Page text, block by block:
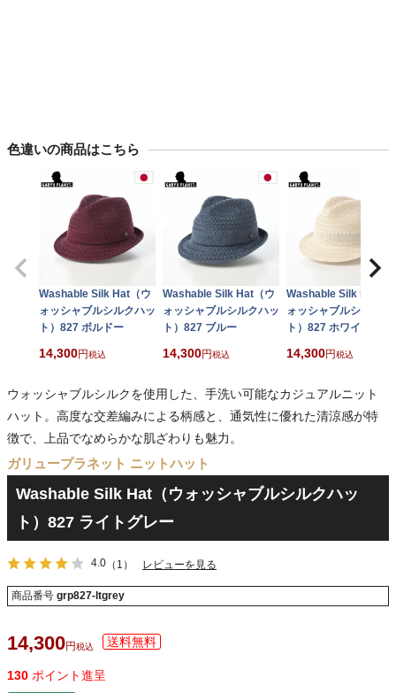
色違いの商品はこちら
Washable Silk Hat（ウ
ォッシャブルシルクハッ
ト）827 ボルドー
14,300 税込
Washable Silk Hat（ウ
ォッシャブルシルクハッ
ト）827 ブルー
14,300 税込
Washable Silk Hat（
ォッシャブルシルクハ
ト）827 ホワイト
14,300 税込
ウォッシャブルシルクを使用した、手洗い可能なカジュアルニット
ハット。高度な交差編みによる柄感と、通気性に優れた清涼感が特
徴で、上品でなめらかな肌ざわりも魅力。
ガリュープラネット ニットハット
Washable Silk Hat（ウォッシャブルシルクハッ
ト）827 ライトグレー
4.0 （1） レビューを見る
商品番号 grp827-ltgrey
14,300 税込
130 ポイント進呈